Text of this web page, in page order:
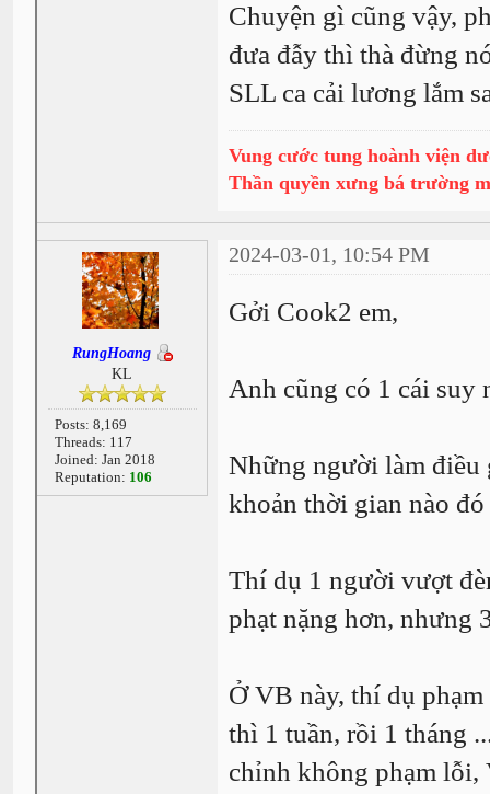
Chuyện gì cũng vậy,
đưa đẫy thì thà đừng
SLL ca cải lương lắm
Vung cước tung hoành viện
Thần quyền xưng bá trường
RungHoang
KL
Posts: 8,169
Threads: 117
Joined: Jan 2018
Reputation: 106
2024-03-01, 10:54 PM
Gởi Cook2 em,
Anh cũng có 1 cái suy
Những người làm điều
khoản thời gian nào
Thí dụ 1 người vượt
phạt nặng hơn, nhưng
Ở VB này, thí dụ
thì 1 tuần, rồi 1 tháng
chỉnh không phạm lỗi,